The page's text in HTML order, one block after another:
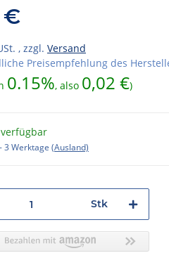
€
, zzgl. Versand
Preisempfehlung des
0.15%, also 0,02 €)
3 Werktage (Ausland)
Stk